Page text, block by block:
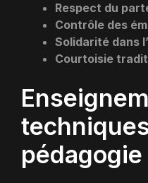
Respect du
Contrôle des
Solidarité dans
Courtoisie